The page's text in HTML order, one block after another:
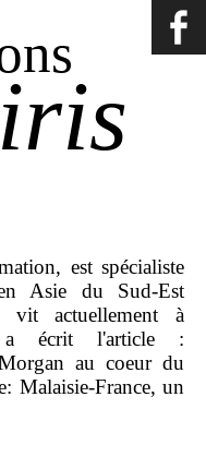
est spécialiste
Asie du Sud-Est
vit actuellement à
a écrit l'article :
au coeur du
Malaisie-France, un